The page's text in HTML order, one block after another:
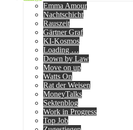
Emma Amour
Nachtschicht
Rauszeit
Gärtner Graf
KI-Kosmos
Loading …
Down by Law
Move on up
Watts On
Rat der Weisen
MoneyTalks
Sektenblog
Work in Progress
Top Job